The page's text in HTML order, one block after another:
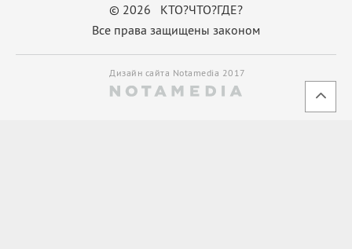
© 2026 КТО?ЧТО?ГДЕ?
Все права защищены законом
Дизайн сайта Notamedia 2017